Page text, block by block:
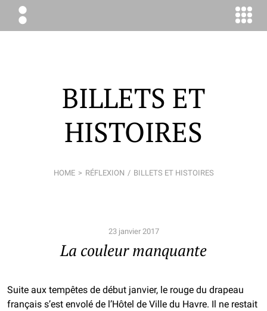
ÉLODIE
BOYER
BILLETS ET
HISTOIRES
HOME RÉFLEXION BILLETS ET HISTOIRES
23 janvier 2017
La couleur manquante
Suite aux tempêtes de début janvier, le rouge du drapeau
français s’est envolé de l’Hôtel de Ville du Havre. Il ne restait